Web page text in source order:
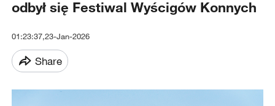
odbył się Festiwal Wyścigów Konnych
01:23:37,23-Jan-2026
Share